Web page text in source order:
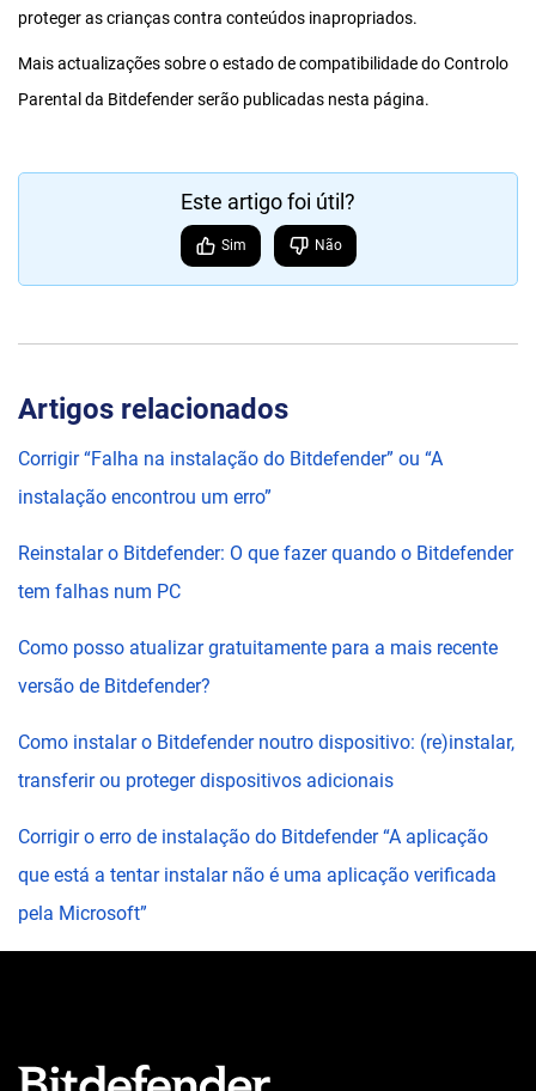
proteger as crianças contra conteúdos inapropriados.
Mais actualizações sobre o estado de compatibilidade do Controlo
Parental da Bitdefender serão publicadas nesta página.
Este artigo foi útil?
Sim Não
Artigos relacionados
Corrigir “Falha na instalação do Bitdefender” ou “A
instalação encontrou um erro”
Reinstalar o Bitdefender: O que fazer quando o Bitdefender
tem falhas num PC
Como posso atualizar gratuitamente para a mais recente
versão de Bitdefender?
Como instalar o Bitdefender noutro dispositivo: (re)instalar,
transferir ou proteger dispositivos adicionais
Corrigir o erro de instalação do Bitdefender “A aplicação
que está a tentar instalar não é uma aplicação verificada
pela Microsoft”